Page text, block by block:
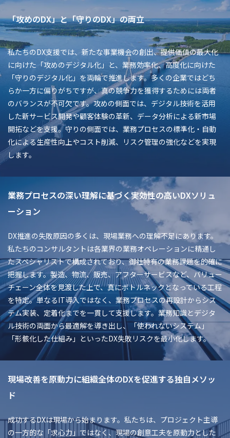
「攻めのDX」と「守りのDX」の両立
私たちのDX支援では、新たな事業機会の創出、提供価値の最大化
に向けた「攻めのデジタル化」と、業務効率化、高度化に向けた
「守りのデジタル化」を両輪で推進します。多くの企業ではどち
らか一方に偏りがちですが、真の競争力を獲得するためには両者
のバランスが不可欠です。攻めの側面では、デジタル技術を活用
した新サービス開発や顧客体験の革新、データ分析による新市場
開拓などを支援。守りの側面では、業務プロセスの標準化・自動
化による生産性向上やコスト削減、リスク管理の強化などを実現
します。
業務プロセスの深い理解に基づく実効性の高いDXソリュ
ーション
DX推進の失敗原因の多くは、現場業務への理解不足にあります。
私たちのコンサルタントは各業界の業務オペレーションに精通し
たスペシャリストで構成されており、御社特有の業務課題を的確に
把握します。製造、物流、販売、アフターサービスなど、バリュー
チェーン全体を見渡した上で、真にボトルネックとなっている工程
を特定。単なるIT導入ではなく、業務プロセスの再設計からシス
テム実装、定着化までを一貫して支援します。業務知識とデジタ
ル技術の両面から最適解を導き出し、「使われないシステム」
「形骸化した仕組み」といったDX失敗リスクを最小化します。
現場改善を原動力に組織全体のDXを促進する独自メソッ
ド
成功するDXは現場から始まります。私たちは、プロジェクト主導
の一方的な「求心力」ではなく、現場の創意工夫を原動力とした